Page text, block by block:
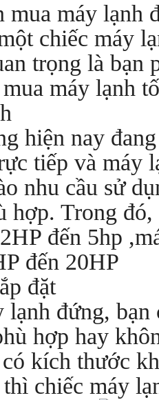
mua máy lạnh
chiếc máy
trọng là bạn
máy lạnh
hiện nay
tiếp và máy
nhu cầu sử
hợp. Trong
đến 5hp
đến 20HP
đặt
lạnh đứng,
hợp hay
kích thước
chiếc máy